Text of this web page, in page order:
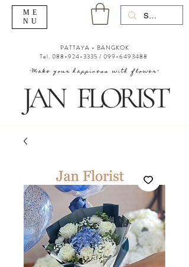
"Make your happiness with flower"
PATTAYA - BANGKOK
Tel. 088-924-3335 / 099-6493488
ME
NU